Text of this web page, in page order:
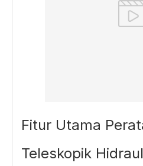
Fitur Utama
Teleskopik